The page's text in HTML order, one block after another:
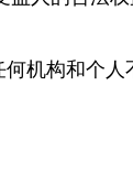
何机构和个